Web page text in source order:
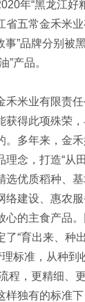
年“黑龙江好
省五常金禾米
事”品牌分别被
”产品。
米业有限责任
得此项殊荣，
。多年来，金
理念，打造“从
选优质稻种、
络建设、惠农
心的主食产品
了“育出来、种
标准，从种到
程，更精细、
样独有的标准